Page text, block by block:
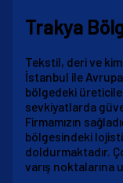
Trakya
Tekstil, deri ve
İstanbul ile
bölgedeki
sevkiyatlarda
Firmamızın
bölgesindeki
doldurmaktadır.
varış noktalarına